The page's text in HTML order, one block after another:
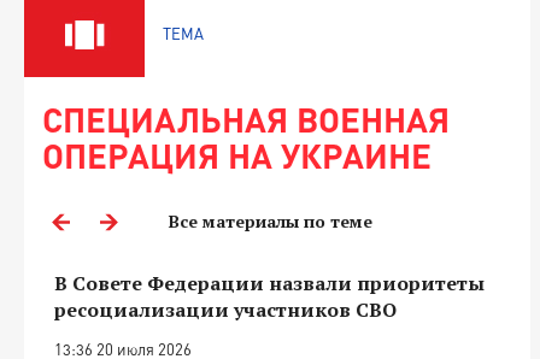
ТЕМА
СПЕЦИАЛЬНАЯ ВОЕННАЯ
ОПЕРАЦИЯ НА УКРАИНЕ
Все материалы по теме
В Совете Федерации назвали приоритеты
ресоциализации участников СВО
13:36 20 июля 2026